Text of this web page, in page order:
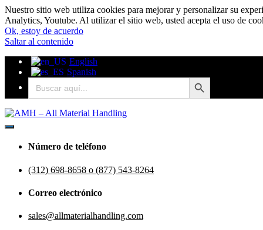
Nuestro sitio web utiliza cookies para mejorar y personalizar su
Analytics, Youtube. Al utilizar el sitio web, usted acepta el uso de
Ok, estoy de acuerdo
Saltar al contenido
English
Spanish
Buscar:
Botón de búsqueda
AMH - Todos los materiales de
Número de teléfono
(312) 698-8658 o (877) 543-8264
Correo electrónico
sales@allmaterialhandling.com